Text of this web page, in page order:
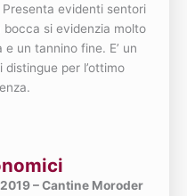
evidenti sentori
si evidenzia molto
un tannino fine. E’ un
per l’ottimo
– Cantine Moroder